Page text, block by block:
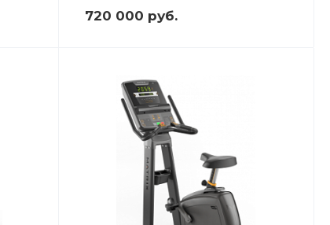
720 000 руб.